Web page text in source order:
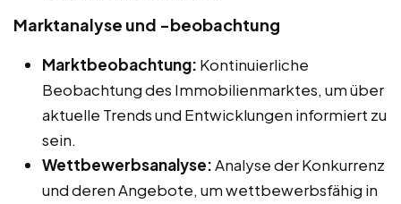
Marktanalyse und -beobachtung
Marktbeobachtung: Kontinuierliche
Beobachtung des Immobilienmarktes, um über
aktuelle Trends und Entwicklungen informiert zu
sein.
Wettbewerbsanalyse:Analyse der Konkurrenz
und deren Angebote, um wettbewerbsfähig in